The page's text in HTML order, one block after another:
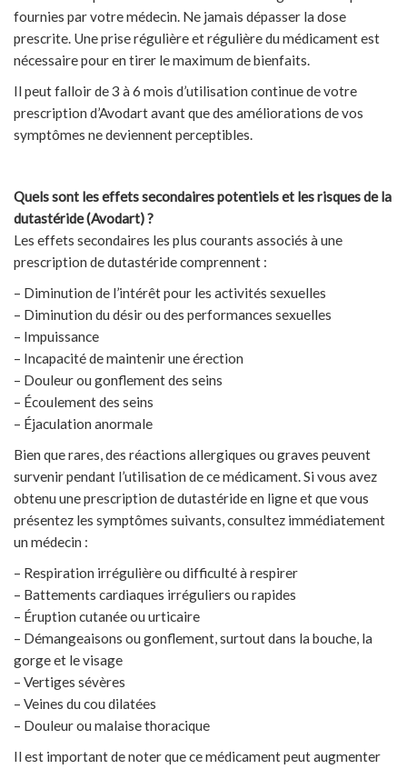
fournies par votre médecin. Ne jamais dépasser la dose
prescrite. Une prise régulière et régulière du médicament est
nécessaire pour en tirer le maximum de bienfaits.
Il peut falloir de 3 à 6 mois d’utilisation continue de votre
prescription d’Avodart avant que des améliorations de vos
symptômes ne deviennent perceptibles.
Quels sont les effets secondaires potentiels et les risques de la
dutastéride (Avodart) ?
Les effets secondaires les plus courants associés à une
prescription de dutastéride comprennent :
– Diminution de l’intérêt pour les activités sexuelles
– Diminution du désir ou des performances sexuelles
– Impuissance
– Incapacité de maintenir une érection
– Douleur ou gonflement des seins
– Écoulement des seins
– Éjaculation anormale
Bien que rares, des réactions allergiques ou graves peuvent
survenir pendant l’utilisation de ce médicament. Si vous avez
obtenu une prescription de dutastéride en ligne et que vous
présentez les symptômes suivants, consultez immédiatement
un médecin :
– Respiration irrégulière ou difficulté à respirer
– Battements cardiaques irréguliers ou rapides
– Éruption cutanée ou urticaire
– Démangeaisons ou gonflement, surtout dans la bouche, la
gorge et le visage
– Vertiges sévères
– Veines du cou dilatées
– Douleur ou malaise thoracique
Il est important de noter que ce médicament peut augmenter